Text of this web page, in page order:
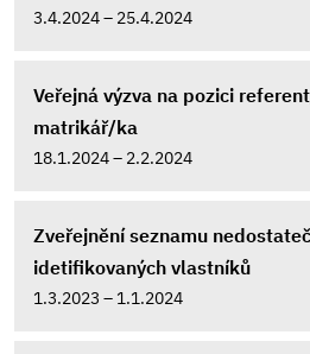
3.4.2024 – 25.4.2024
Veřejná výzva na pozici
matrikář/ka
18.1.2024 – 2.2.2024
Zveřejnění seznamu
idetifikovaných vlastníků
1.3.2023 – 1.1.2024